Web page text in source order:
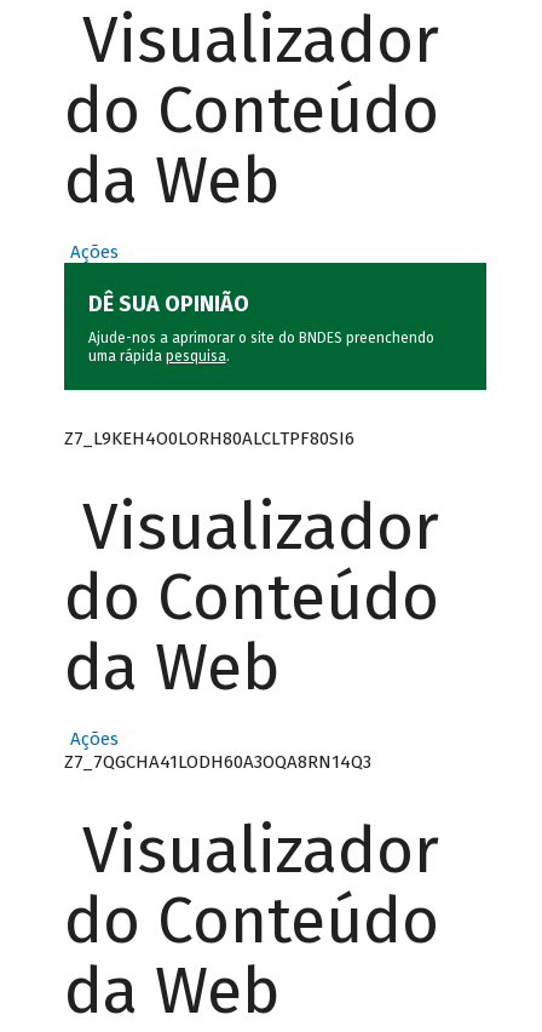
Visualizador
do Conteúdo
da Web
Ações
DÊ SUA OPINIÃO
Ajude-nos a aprimorar o site do BNDES preenchendo
uma rápida pesquisa.
Z7_L9KEH4O0LORH80ALCLTPF80SI6
Visualizador
do Conteúdo
da Web
Ações
Z7_7QGCHA41LODH60A3OQA8RN14Q3
Visualizador
do Conteúdo
da Web